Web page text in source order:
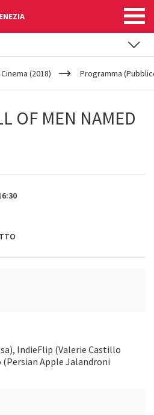
Cinema (2018) Programma
OF MEN NAMED
IndieFlip (Valerie Castillo
Apple Jalandroni